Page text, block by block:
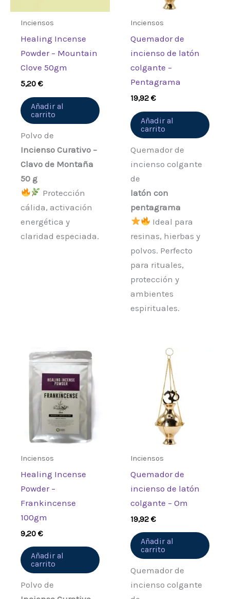
Inciensos
Healing Incense
Powder – Mountain
Clove 50gm
5,20€
Añadir al
carrito
Polvo de
Incienso Curativo –
Clavo de Montaña
50 g
Protección
cálida, activación
energética y
claridad especiada.
Inciensos
Quemador de
incienso de latón
colgante –
Pentagrama
19,92€
Añadir al
carrito
Quemador de
incienso colgante
de
latón con
pentagrama
Ideal para
resinas, hierbas y
polvos. Perfecto
para rituales,
protección y
ambientes
espirituales.
Inciensos
Healing Incense
Powder –
Frankincense
100gm
9,20€
Añadir al
carrito
Polvo de
Inciensos
Quemador de
incienso de latón
colgante – Om
19,92€
Añadir al
carrito
Quemador de
incienso colgante